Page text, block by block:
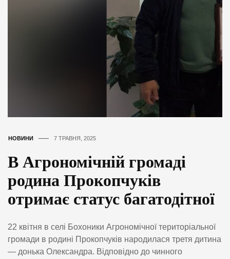
НОВИНИ 7 ТРАВНЯ, 2025
В Агрономічній громаді
родина Прокопчуків
отримає статус багатодітної
22 квітня в селі Бохоники Агрономічної територіальної
громади в родині Прокопчуків народилася третя дитина
— донька Олександра. Відповідно до чинного